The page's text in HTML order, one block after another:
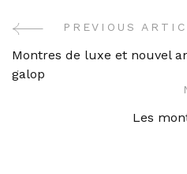
Post
Navigation
PREVIOUS
Montres de luxe et nouvel
galop
Les